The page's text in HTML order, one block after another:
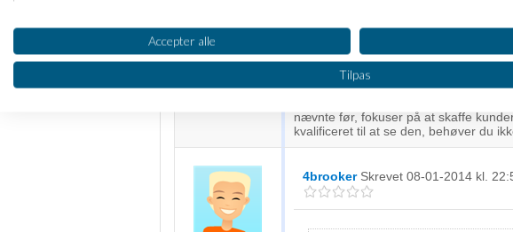
faktisk et godt solidt forretningsråd.
forretning så er en hvilken som helst
og det har bestemt ikke ændrer sig de
7). Lyd travl...er et råd der ofte bliver
mennesker har fordomme og det
det in person, fremfor over en telefon
overfor en der aldrig har hørt om
nævnte før, fokuser på at skaffe
kvalificeret til at se den, behøver du
4brooker Skrevet 08-01-2014kl.
Oprette profiler til tilpasset annoncering
Bruge profiler til at vælge tilpasset annoncering
Accepter alle
Tilpas